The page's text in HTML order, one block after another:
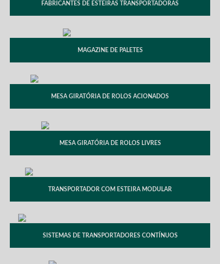
FABRICANTES DE ESTEIRAS TRANSPORTADORAS
MAGAZINE DE PALETES
MESA GIRATÓRIA DE ROLOS ACIONADOS
MESA GIRATÓRIA DE ROLOS LIVRES
TRANSPORTADOR COM ESTEIRA MODULAR
SISTEMAS DE TRANSPORTADORES CONTÍNUOS